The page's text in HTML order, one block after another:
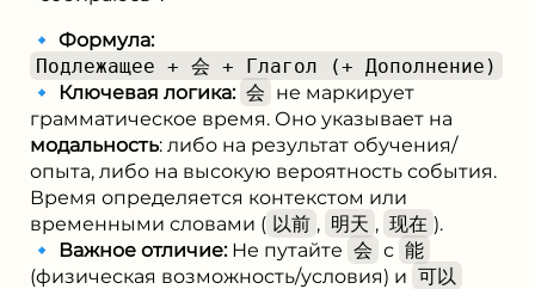
🔹 Формула:
Подлежащее + 会 + Глагол (+ Дополнение)
🔹 Ключевая логика: 会 не маркирует
грамматическое время. Оно указывает на
модальность: либо на результат обучения/
опыта, либо на высокую вероятность события.
Время определяется контекстом или
временными словами ( 以前 , 明天 , 现在 ).
🔹 Важное отличие:Не путайте 会 с 能
(физическая возможность/условия) и 可以